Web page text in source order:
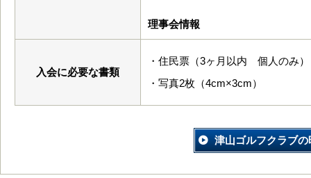
理事会情報
入会に必要な書類
・住民票（3ヶ月以内 個人のみ）
・写真2枚（4cm×3cm）
津山ゴルフクラブの